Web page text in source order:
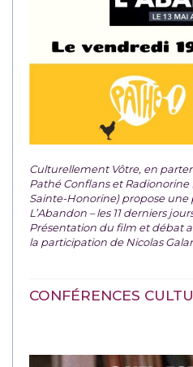
Culturellement Vôtre, en
Pathé Conflans et
Sainte-Honorine) propose
L’Abandon – les 11 derniers
Présentation du film et débat
la participation de Nicolas
CONFÉRENCES